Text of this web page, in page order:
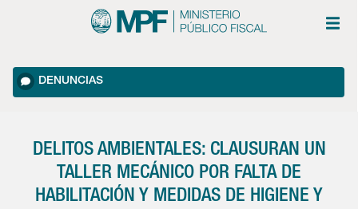
DENUNCIAS
DELITOS AMBIENTALES: CLAUSURAN UN
TALLER MECÁNICO POR FALTA DE
HABILITACIÓN Y MEDIDAS DE HIGIENE Y